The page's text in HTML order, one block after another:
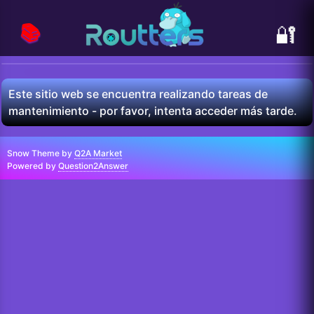
🔐
📚
Este sitio web se encuentra realizando tareas de
mantenimiento - por favor, intenta acceder más tarde.
Snow Theme by Q2A Market
Powered by Question2Answer